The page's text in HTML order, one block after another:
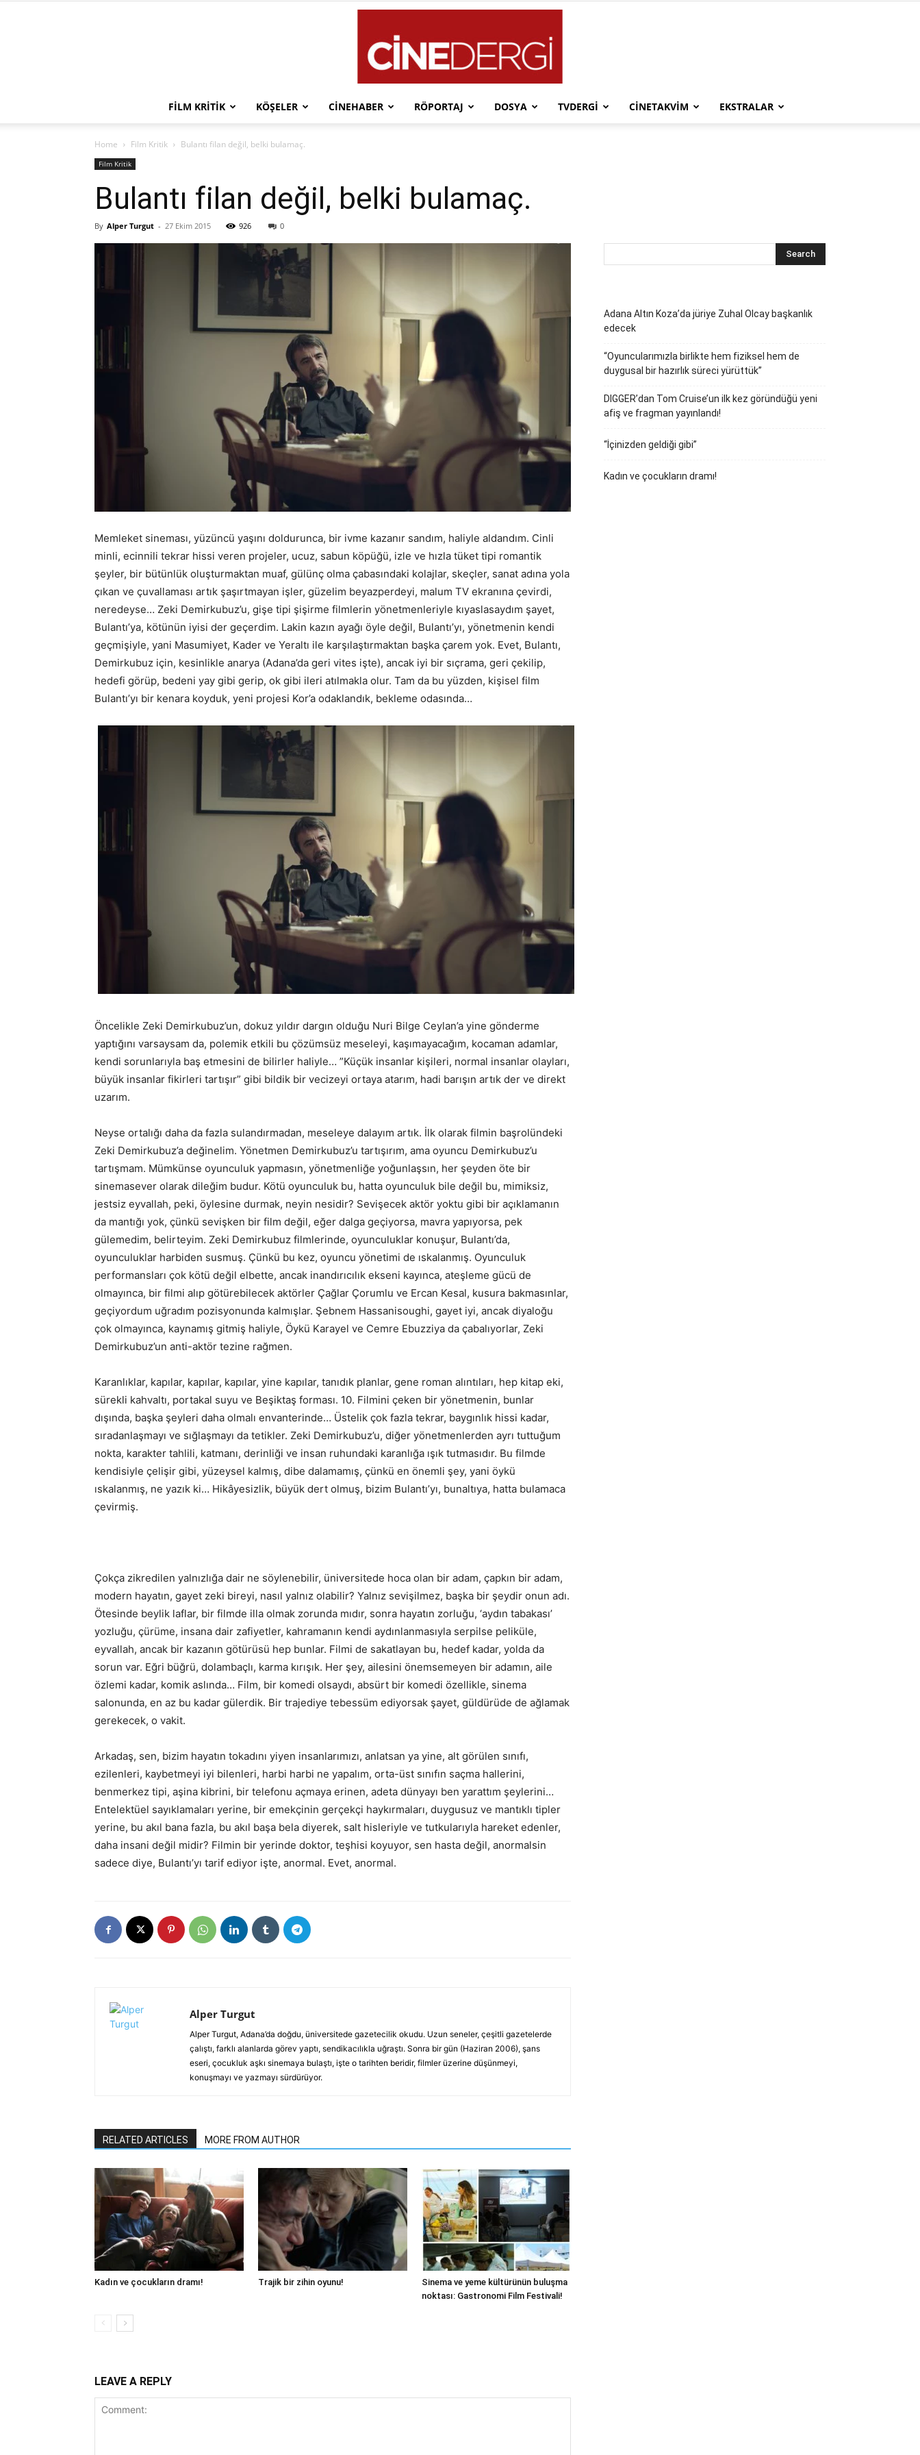
FILM KRITIK KÖŞELER CINEHABER RÖPORTAJ DOSYA TVDERGI CINETAKVIM EKSTRALAR
Home Film Kritik Bulantı filan değil, belki bulamaç.
Film Kritik
Bulantı filan değil, belki bulamaç.
By Alper Turgut - 27 Ekim 2015 926 0
Memleket sineması, yüzüncü yaşını doldurunca, bir ivme kazanır sandım, haliyle aldandım. Cinli
minli, ecinnili tekrar hissi veren projeler, ucuz, sabun köpüğü, izle ve hızla tüket tipi romantik
şeyler, bir bütünlük oluşturmaktan muaf, gülünç olma çabasındaki kolajlar, skeçler, sanat adına yola
çıkan ve çuvallaması artık şaşırtmayan işler, güzelim beyazperdeyi, malum TV ekranına çevirdi,
neredeyse… Zeki Demirkubuz’u, gişe tipi şişirme filmlerin yönetmenleriyle kıyaslasaydım şayet,
Bulantı’ya, kötünün iyisi der geçerdim. Lakin kazın ayağı öyle değil, Bulantı’yı, yönetmenin kendi
geçmişiyle, yani Masumiyet, Kader ve Yeraltı ile karşılaştırmaktan başka çarem yok. Evet, Bulantı,
Demirkubuz için, kesinlikle anarya (Adana’da geri vites işte), ancak iyi bir sıçrama, geri çekilip,
hedefi görüp, bedeni yay gibi gerip, ok gibi ileri atılmakla olur. Tam da bu yüzden, kişisel film
Bulantı’yı bir kenara koyduk, yeni projesi Kor’a odaklandık, bekleme odasında…
Öncelikle Zeki Demirkubuz’un, dokuz yıldır dargın olduğu Nuri Bilge Ceylan’a yine gönderme
yaptığını varsaysam da, polemik etkili bu çözümsüz meseleyi, kaşımayacağım, kocaman adamlar,
kendi sorunlarıyla baş etmesini de bilirler haliyle… ”Küçük insanlar kişileri, normal insanlar olayları,
büyük insanlar fikirleri tartışır” gibi bildik bir vecizeyi ortaya atarım, hadi barışın artık der ve direkt
uzarım.
Neyse ortalığı daha da fazla sulandırmadan, meseleye dalayım artık. İlk olarak filmin başrolündeki
Zeki Demirkubuz’a değinelim. Yönetmen Demirkubuz’u tartışırım, ama oyuncu Demirkubuz’u
tartışmam. Mümkünse oyunculuk yapmasın, yönetmenliğe yoğunlaşsın, her şeyden öte bir
sinemasever olarak dileğim budur. Kötü oyunculuk bu, hatta oyunculuk bile değil bu, mimiksiz,
jestsiz eyvallah, peki, öylesine durmak, neyin nesidir? Sevişecek aktör yoktu gibi bir açıklamanın
da mantığı yok, çünkü sevişken bir film değil, eğer dalga geçiyorsa, mavra yapıyorsa, pek
gülemedim, belirteyim. Zeki Demirkubuz filmlerinde, oyunculuklar konuşur, Bulantı’da,
oyunculuklar harbiden susmuş. Çünkü bu kez, oyuncu yönetimi de ıskalanmış. Oyunculuk
performansları çok kötü değil elbette, ancak inandırıcılık ekseni kayınca, ateşleme gücü de
olmayınca, bir filmi alıp götürebilecek aktörler Çağlar Çorumlu ve Ercan Kesal, kusura bakmasınlar,
geçiyordum uğradım pozisyonunda kalmışlar. Şebnem Hassanisoughi, gayet iyi, ancak diyaloğu
çok olmayınca, kaynamış gitmiş haliyle, Öykü Karayel ve Cemre Ebuzziya da çabalıyorlar, Zeki
Demirkubuz’un anti-aktör tezine rağmen.
Karanlıklar, kapılar, kapılar, kapılar, yine kapılar, tanıdık planlar, gene roman alıntıları, hep kitap eki,
sürekli kahvaltı, portakal suyu ve Beşiktaş forması. 10. Filmini çeken bir yönetmenin, bunlar
dışında, başka şeyleri daha olmalı envanterinde… Üstelik çok fazla tekrar, baygınlık hissi kadar,
sıradanlaşmayı ve sığlaşmayı da tetikler. Zeki Demirkubuz’u, diğer yönetmenlerden ayrı tuttuğum
nokta, karakter tahlili, katmanı, derinliği ve insan ruhundaki karanlığa ışık tutmasıdır. Bu filmde
kendisiyle çelişir gibi, yüzeysel kalmış, dibe dalamamış, çünkü en önemli şey, yani öykü
ıskalanmış, ne yazık ki… Hikâyesizlik, büyük dert olmuş, bizim Bulantı’yı, bunaltıya, hatta bulamaca
çevirmiş.
Çokça zikredilen yalnızlığa dair ne söylenebilir, üniversitede hoca olan bir adam, çapkın bir adam,
modern hayatın, gayet zeki bireyi, nasıl yalnız olabilir? Yalnız sevişilmez, başka bir şeydir onun adı.
Ötesinde beylik laflar, bir filmde illa olmak zorunda mıdır, sonra hayatın zorluğu, ‘aydın tabakası’
yozluğu, çürüme, insana dair zafiyetler, kahramanın kendi aydınlanmasıyla serpilse peliküle,
eyvallah, ancak bir kazanın götürüsü hep bunlar. Filmi de sakatlayan bu, hedef kadar, yolda da
sorun var. Eğri büğrü, dolambaçlı, karma kırışık. Her şey, ailesini önemsemeyen bir adamın, aile
özlemi kadar, komik aslında… Film, bir komedi olsaydı, absürt bir komedi özellikle, sinema
salonunda, en az bu kadar gülerdik. Bir trajediye tebessüm ediyorsak şayet, güldürüde de ağlamak
gerekecek, o vakit.
Arkadaş, sen, bizim hayatın tokadını yiyen insanlarımızı, anlatsan ya yine, alt görülen sınıfı,
ezilenleri, kaybetmeyi iyi bilenleri, harbi harbi ne yapalım, orta-üst sınıfın saçma hallerini,
benmerkez tipi, aşina kibrini, bir telefonu açmaya erinen, adeta dünyayı ben yarattım şeylerini…
Entelektüel sayıklamaları yerine, bir emekçinin gerçekçi haykırmaları, duygusuz ve mantıklı tipler
yerine, bu akıl bana fazla, bu akıl başa bela diyerek, salt hisleriyle ve tutkularıyla hareket edenler,
daha insani değil midir? Filmin bir yerinde doktor, teşhisi koyuyor, sen hasta değil, anormalsin
sadece diye, Bulantı’yı tarif ediyor işte, anormal. Evet, anormal.
Alper Turgut
Alper Turgut, Adana’da doğdu, üniversitede gazetecilik okudu. Uzun seneler, çeşitli gazetelerde
çalıştı, farklı alanlarda görev yaptı, sendikacılıkla uğraştı. Sonra bir gün (Haziran 2006), şans
eseri, çocukluk aşkı sinemaya bulaştı, işte o tarihten beridir, filmler üzerine düşünmeyi,
konuşmayı ve yazmayı sürdürüyor.
RELATED ARTICLES MORE FROM AUTHOR
Kadın ve çocukların dramı! Trajik bir zihin oyunu!
Sinema ve yeme kültürünün buluşma
noktası: Gastronomi Film Festivali!
LEAVE A REPLY
Adana Altın Koza’da jüriye Zuhal Olcay başkanlık
edecek
“Oyuncularımızla birlikte hem fiziksel hem de
duygusal bir hazırlık süreci yürüttük”
DIGGER’dan Tom Cruise’un ilk kez göründüğü yeni
afiş ve fragman yayınlandı!
“İçinizden geldiği gibi”
Kadın ve çocukların dramı!